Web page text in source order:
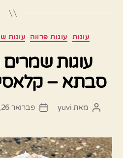
עוגות עוגות פרווה עוגות
עוגות
סבתא –
המחבר
מאת yuvi
תאריךפברואר 26, 2026